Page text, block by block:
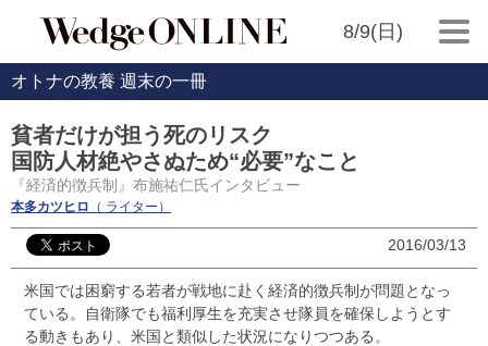
8/9(日)
オトナの教養 週末の一冊
貧者だけが担う死のリスク
国防人材絶やさぬため“必要”なこと
『経済的徴兵制』布施祐仁氏インタビュー
本多カツヒロ （ ライター）
2016/03/13
米国では困窮する若者が戦地に赴く経済的徴兵制が問題となっ
ている。自衛隊でも福利厚生を充実させ隊員を確保しようとす
る動きもあり、米国と類似した状況になりつつある。